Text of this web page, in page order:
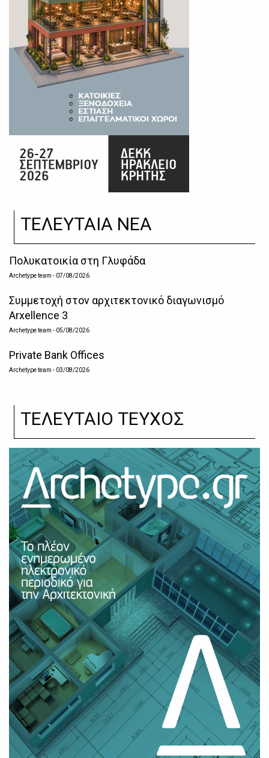
ΤΕΛΕΥΤΑΙΑ ΝΕΑ
Πολυκατοικία στη Γλυφάδα
Archetype team - 07/08/2026
Συμμετοχή στον αρχιτεκτονικό διαγωνισμό
Arxellence 3
Archetype team - 05/08/2026
Private Bank Offices
Archetype team - 03/08/2026
ΤΕΛΕΥΤΑΙΟ ΤΕΥΧΟΣ